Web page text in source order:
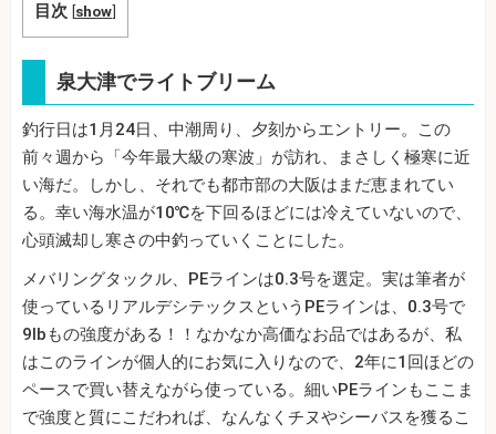
目次 [show]
泉大津でライトブリーム
釣行日は1月24日、中潮周り、夕刻からエントリー。この
前々週から「今年最大級の寒波」が訪れ、まさしく極寒に近
い海だ。しかし、それでも都市部の大阪はまだ恵まれてい
る。幸い海水温が10℃を下回るほどには冷えていないので、
心頭滅却し寒さの中釣っていくことにした。
メバリングタックル、PEラインは0.3号を選定。実は筆者が
使っているリアルデシテックスというPEラインは、0.3号で
9lbもの強度がある！！なかなか高価なお品ではあるが、私
はこのラインが個人的にお気に入りなので、2年に1回ほどの
ペースで買い替えながら使っている。細いPEラインもここま
で強度と質にこだわれば、なんなくチヌやシーバスを獲るこ